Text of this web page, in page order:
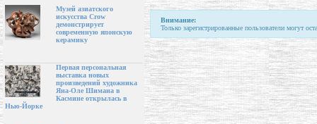
Музей азиатского
искусства Crow
демонстрирует
современную японскую
керамику
Первая персональная
выставка новых
произведений художника
Яна-Оле Шимана в
Касмине открылась в
Нью-Йорке
Внимание:
Только зарегистрированные пользователи могут